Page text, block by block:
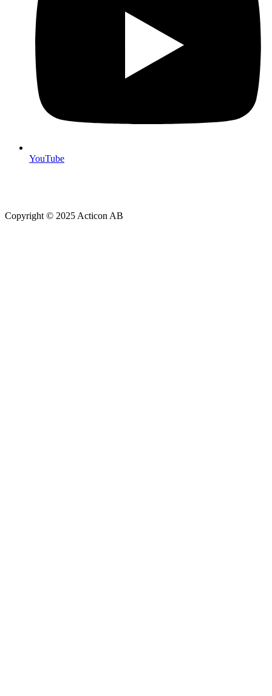
YouTube
Copyright © 2025 Acticon AB